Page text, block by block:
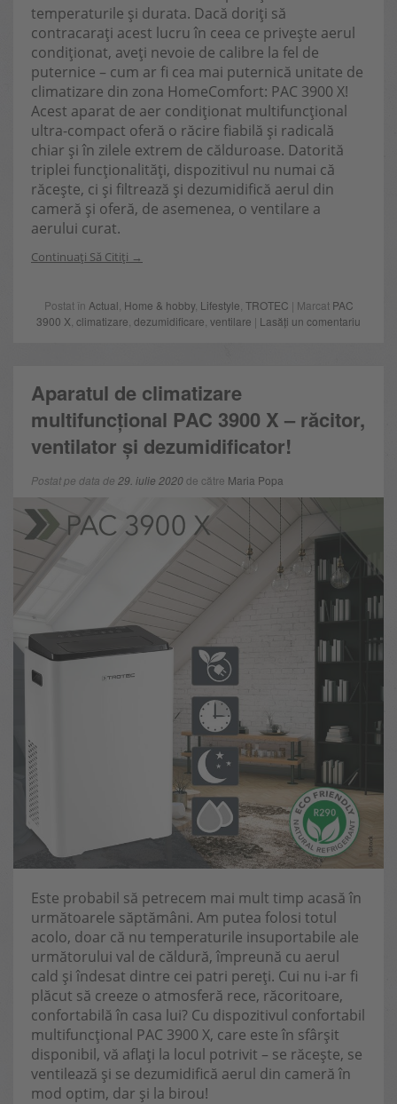
temperaturile și durata. Dacă doriți să
contracarați acest lucru în ceea ce privește aerul
condiționat, aveți nevoie de calibre la fel de
puternice – cum ar fi cea mai puternică unitate de
climatizare din zona HomeComfort: PAC 3900 X!
Acest aparat de aer condiționat multifuncțional
ultra-compact oferă o răcire fiabilă și radicală
chiar și în zilele extrem de călduroase. Datorită
triplei funcționalități, dispozitivul nu numai că
răcește, ci și filtrează și dezumidifică aerul din
cameră și oferă, de asemenea, o ventilare a
aerului curat.
Continuați Să Citiți
Postat în Actual Home & hobby, Lifestyle TROTEC | Marcat PAC
3900 X climatizare dezumidificare ventilare | Lasăți un comentariu
Aparatul de climatizare
multifuncțional PAC 3900 X – răcitor,
ventilator și dezumidificator!
Postat pe data de 29. iulie 2020de către Maria Popa
Este probabil să petrecem mai mult timp acasă în
următoarele săptămâni. Am putea folosi totul
acolo, doar că nu temperaturile insuportabile ale
următorului val de căldură, împreună cu aerul
cald și îndesat dintre cei patri pereți. Cui nu i-ar fi
plăcut să creeze o atmosferă rece, răcoritoare,
confortabilă în casa lui? Cu dispozitivul confortabil
multifuncțional PAC 3900 X, care este în sfârșit
disponibil, vă aflați la locul potrivit – se răcește, se
ventilează și se dezumidifică aerul din cameră în
mod optim, dar și la birou!